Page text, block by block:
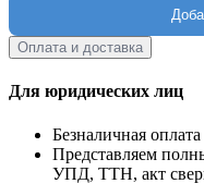
Оплата и доставка
Для юридических лиц
Безналичная
Представляем
УПД, ТТН, акт